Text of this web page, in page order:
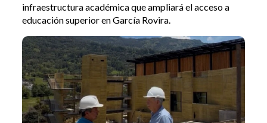
infraestructura académica que ampliará el acceso a
educación superior en García Rovira.